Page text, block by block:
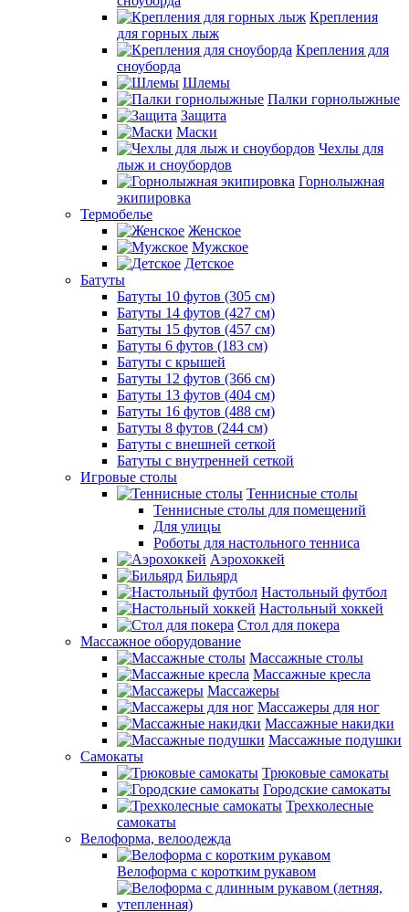
Крепления
для горных лыж
Крепления для
сноуборда
Шлемы
Палки горнолыжные
Защита
Маски
Чехлы для
лыж и сноубордов
Горнолыжная
экипировка
Термобелье
Женское
Мужское
Детское
Батуты
Батуты 10 футов (305 см)
Батуты 14 футов (427 см)
Батуты 15 футов (457 см)
Батуты 6 футов (183 см)
Батуты с крышей
Батуты 12 футов (366 см)
Батуты 13 футов (404 см)
Батуты 16 футов (488 см)
Батуты 8 футов (244 см)
Батуты с внешней сеткой
Батуты с внутренней сеткой
Игровые столы
Теннисные столы
Теннисные столы для помещений
Для улицы
Роботы для настольного тенниса
Аэрохоккей
Бильярд
Настольный футбол
Настольный хоккей
Стол для покера
Массажное оборудование
Массажные столы
Массажные кресла
Массажеры
Массажеры для ног
Массажные накидки
Массажные подушки
Самокаты
Трюковые самокаты
Городские самокаты
Трехколесные
самокаты
Велоформа, велоодежда
Велоформа с коротким рукавом